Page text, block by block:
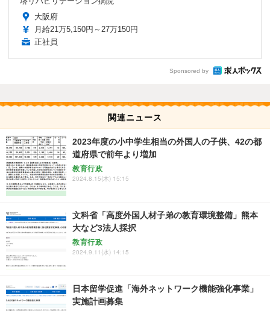
大阪府
月給21万5,150円～27万150円
正社員
Sponsored by
関連ニュース
2023年度の小中学生相当の外国人の子供、42の都
道府県で前年より増加
教育行政
2024.8.15(木) 15:15
文科省「高度外国人材子弟の教育環境整備」熊本
大など3法人採択
教育行政
2024.9.11(水) 14:15
日本留学促進「海外ネットワーク機能強化事業」
実施計画募集